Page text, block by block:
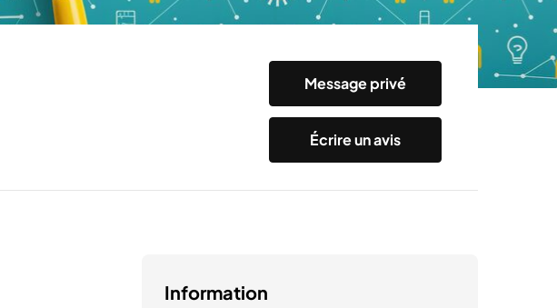
Message privé
Écrire un avis
Information